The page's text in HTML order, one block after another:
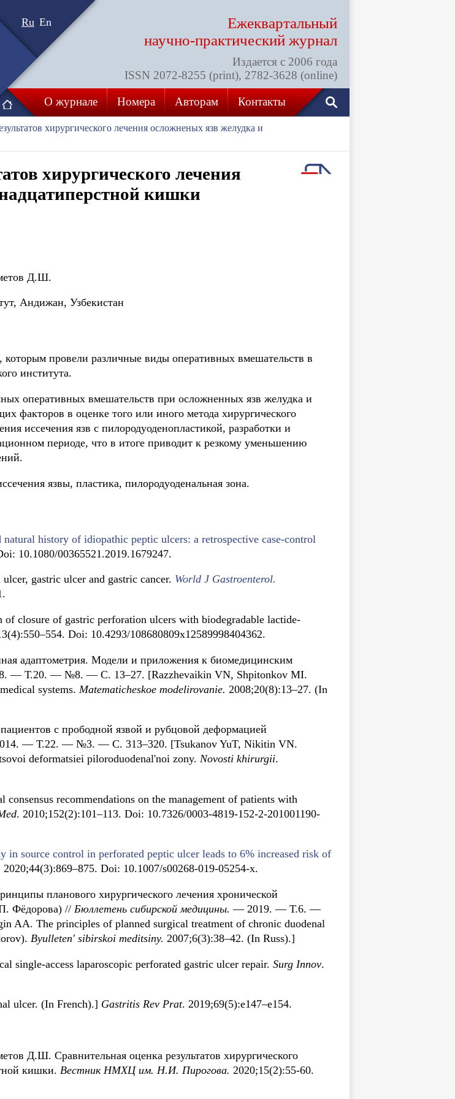
Ru En
Ежеквартальный
научно-практический журнал
Издается с 2006 года
ISSN 2072-8255 (print), 2782-3628 (online)
О журнале Номера Авторам Контакты
хирургического лечения осложненых язв желудка и
хирургического лечения
кишки
Д.Ш.
Андижан, Узбекистан
провели различные виды оперативных вмешательств в
института.
оперативных вмешательств при осложненных язв желудка и
факторов в оценке того или иного метода хирургического
иссечения язв c пилородуоденопластикой, разработки и
периоде, что в итоге приводит к резкому уменьшению
язвы, пластика, пилородуоденальная зона.
history of idiopathic peptic ulcers: a retrospective case-control
10.1080/00365521.2019.1679247.
gastric ulcer and gastric cancer. World J Gastroenterol.
closure of gastric perforation ulcers with biodegradable lactide-
Doi: 10.4293/108680809x12589998404362.
адаптометрия. Модели и приложения к биомедицинским
— Т.20. — №8. — C. 13–27. [Razzhevaikin VN, Shpitonkov MI.
systems. Matematicheskoe modelirovanie. 2008;20(8):13–27. (In
с прободной язвой и рубцовой деформацией
— Т.22. — №3. — C. 313–320. [Tsukanov YuT, Nikitin VN.
deformatsiei piloroduodenal'noi zony. Novosti khirurgii.
recommendations on the management of patients with
. 2010;152(2):101–113. Doi: 10.7326/0003-4819-152-2-201001190-
in source control in perforated peptic ulcer leads to 6% increased risk of
2020;44(3):869–875. Doi: 10.1007/s00268-019-05254-x.
планового хирургического лечения хронической
Фёдорова) // Бюллетень сибирской медицины.— 2019. — Т.6. —
The principles of planned surgical treatment of chronic duodenal
Byulleten' sibirskoi meditsiny. 2007;6(3):38–42. (In Russ).]
single-access laparoscopic perforated gastric ulcer repair. Surg Innov.
ulcer. (In French).] Gastritis Rev Prat. 2019;69(5):e147–e154.
Сравнительная оценка результатов хирургического
кишки. Вестник НМХЦ им. Н.И. Пирогова. 2020;15(2):55-60.